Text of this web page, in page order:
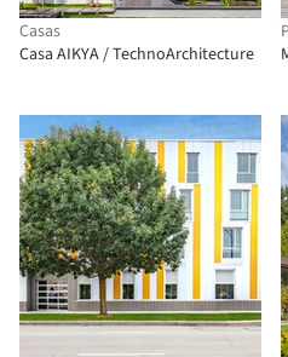
Casas
Casa AIKYA / TechnoArchitecture